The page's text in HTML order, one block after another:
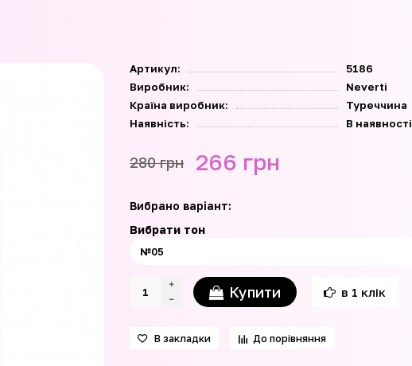
Артикул:
5186
Виробник:
Neverti
Країна виробник:
Туреччина
Наявність:
В наявності
280 грн 266 грн
Вибрано варіант:
Вибрати тон
Купити в 1 клік
В закладки До порівняння